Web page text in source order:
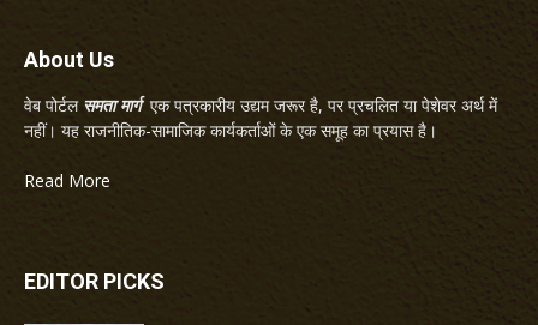
About Us
वेब पोर्टल समता मार्गएक पत्रकारीय उद्यम जरूर है, पर प्रचलित या पेशेवर अर्थ में
नहीं। यह राजनीतिक-सामाजिक कार्यकर्ताओं के एक समूह का प्रयास है।
Read More
EDITOR PICKS